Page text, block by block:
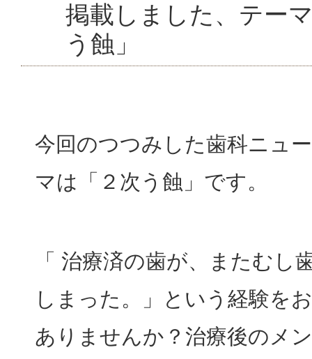
掲載しました、テー
う蝕」
今回のつつみした歯科ニュ
マは「２次う蝕」です。
「 治療済の歯が、またむし
しまった。」という経験を
ありませんか？治療後のメ